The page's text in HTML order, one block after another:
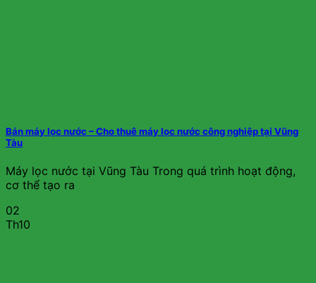
Bán máy lọc nước – Cho thuê máy lọc nước công nghiệp tại Vũng
Tàu
Máy lọc nước tại Vũng Tàu Trong quá trình hoạt động,
cơ thể tạo ra
02
Th10